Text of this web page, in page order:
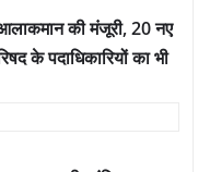
की मंजूरी, 20 नए
के पदाधिकारियों का भी